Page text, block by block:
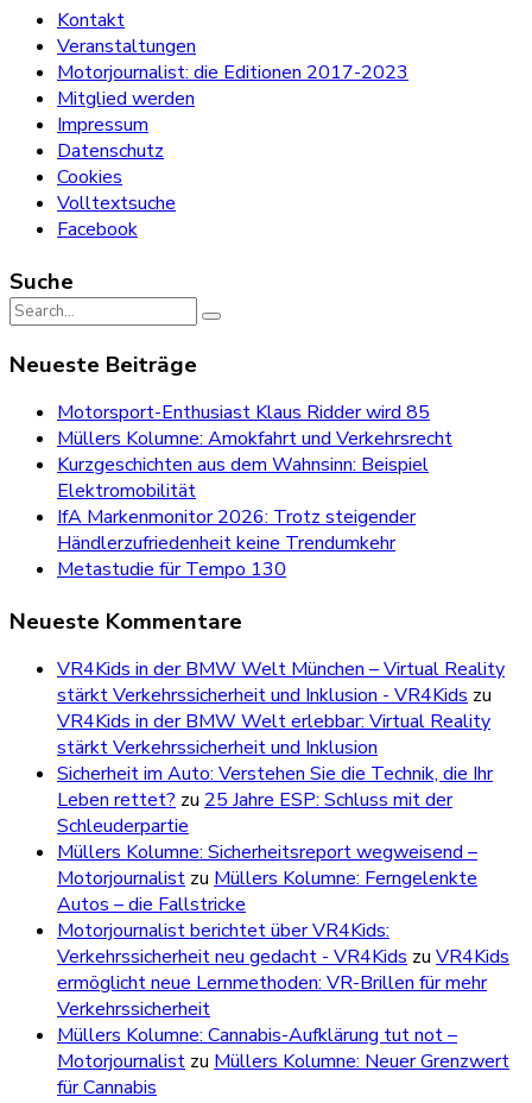
Kontakt
Veranstaltungen
Motorjournalist: die Editionen 2017-2023
Mitglied werden
Impressum
Datenschutz
Cookies
Volltextsuche
Facebook
Suche
Search
Neueste Beiträge
Motorsport-Enthusiast Klaus Ridder wird 85
Müllers Kolumne: Amokfahrt und Verkehrsrecht
Kurzgeschichten aus dem Wahnsinn: Beispiel
Elektromobilität
IfA Markenmonitor 2026: Trotz steigender
Händlerzufriedenheit keine Trendumkehr
Metastudie für Tempo 130
Neueste Kommentare
VR4Kids in der BMW Welt München – Virtual Reality
stärkt Verkehrssicherheit und Inklusion - VR4Kids zu
VR4Kids in der BMW Welt erlebbar: Virtual Reality
stärkt Verkehrssicherheit und Inklusion
Sicherheit im Auto: Verstehen Sie die Technik, die Ihr
Leben rettet? zu 25 Jahre ESP: Schluss mit der
Schleuderpartie
Müllers Kolumne: Sicherheitsreport wegweisend –
Motorjournalist zu Müllers Kolumne: Ferngelenkte
Autos – die Fallstricke
Motorjournalist berichtet über VR4Kids:
Verkehrssicherheit neu gedacht - VR4Kids zu VR4Kids
ermöglicht neue Lernmethoden: VR-Brillen für mehr
Verkehrssicherheit
Müllers Kolumne: Cannabis-Aufklärung tut not –
Motorjournalist zu Müllers Kolumne: Neuer Grenzwert
für Cannabis